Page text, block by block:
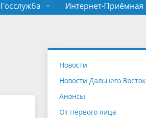
Госслужба
служащих Чукотского
Интернет-Приёмная
Новости
Новости Дальнего
Анонсы
От первого лица